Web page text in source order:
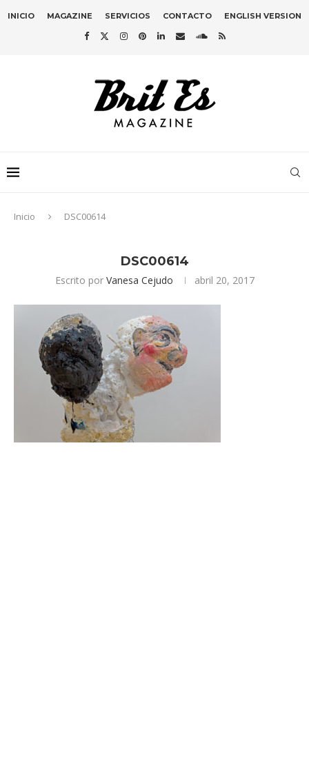
INICIO MAGAZINE SERVICIOS CONTACTO ENGLISH VERSION
Inicio DSC00614
DSC00614
Escrito por Vanesa Cejudo abril 20, 2017